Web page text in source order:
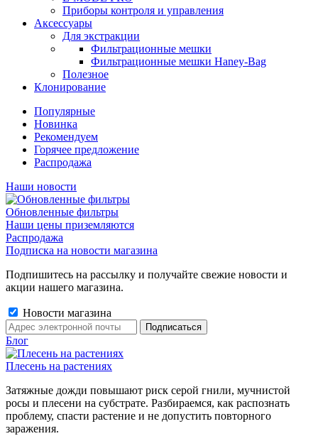
Приборы контроля и управления
Аксессуары
Для экстракции
Фильтрационные мешки
Фильтрационные мешки Haney-Bag
Полезное
Клонирование
Популярные
Новинка
Рекомендуем
Горячее предложение
Распродажа
Наши новости
Обновленные фильтры
Наши цены приземляются
Распродажа
Подписка на новости магазина
Подпишитесь на рассылку и получайте свежие новости и
акции нашего магазина.
Новости магазина
Блог
Плесень на растениях
Затяжные дожди повышают риск серой гнили, мучнистой
росы и плесени на субстрате. Разбираемся, как распознать
проблему, спасти растение и не допустить повторного
заражения.